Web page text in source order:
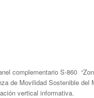
complementario S-860
de Movilidad Sostenible
vertical informativa.